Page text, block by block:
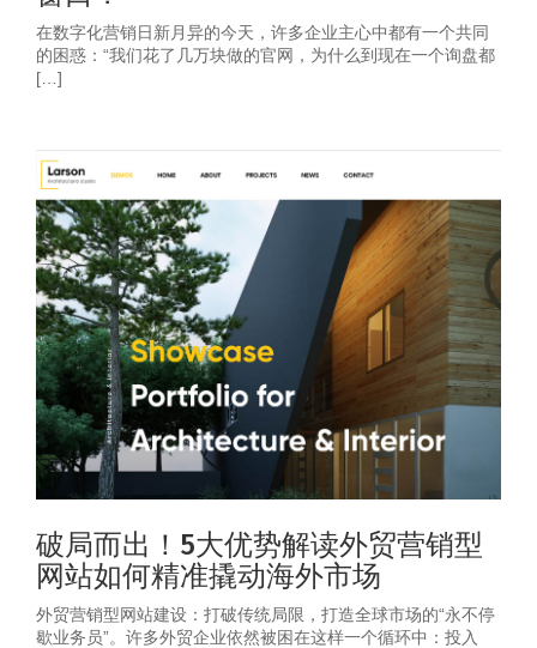
在数字化营销日新月异的今天，许多企业主心中都有一个共同
的困惑：“我们花了几万块做的官网，为什么到现在一个询盘都
[…]
破局而出！5大优势解读外贸营销型
网站如何精准撬动海外市场
外贸营销型网站建设：打破传统局限，打造全球市场的“永不停
歇业务员”。许多外贸企业依然被困在这样一个循环中：投入